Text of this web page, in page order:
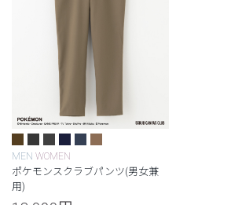
MEN WOMEN
ポケモンスクラブパンツ(男女兼
用)